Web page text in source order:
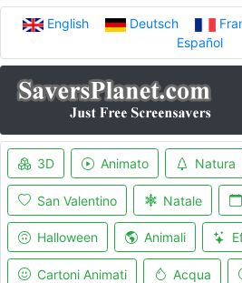
English Deutsch
Español
3D Animato Natura
San Valentino Natale
Halloween Animali
Cartoni Animati Acqua